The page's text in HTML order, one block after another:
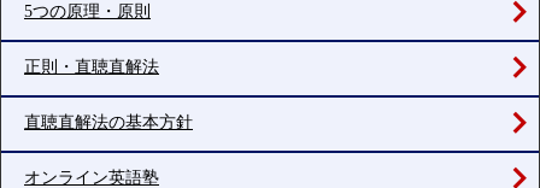
5つの原理・原則
正則・直聴直解法
直聴直解法の基本方針
オンライン英語塾